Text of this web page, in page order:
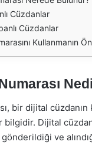
Cüzdanlar
Cüzdanlar
Kullanmanın
bir dijital cüzdanın
bilgidir. Dijital
gönderildiği ve